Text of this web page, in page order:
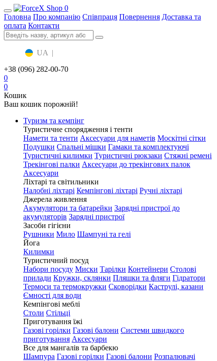
0
Головна Про компанію Співпраця Повернення Доставка та
оплата Контакти
UA |
+38 (096) 282-00-70
0
0
Кошик
Ваш кошик порожній!
Туризм та кемпінг
Туристичне спорядження і тенти
Намети та тенти Аксесуари для наметів Москітні сітки
Подушки Спальні мішки Гамаки та комплектуючі
Туристичні килимки Туристичні рюкзаки Стяжні ремені
Трекінгові палки Аксесуари до трекінгових палок
Аксесуари
Ліхтарі та світильники
Налобні ліхтарі Кемпінгові ліхтарі Ручні ліхтарі
Джерела живлення
Акумулятори та батарейки Зарядні пристрої до
акумуляторів Зарядні пристрої
Засоби гігієни
Рушники Мило Шампуні та гелі
Йога
Килимки
Туристичний посуд
Набори посуду Миски Тарілки Контейнери Столові
прилади Кружки, склянки Пляшки та фляги Гідратори
Термоси та термокружки Сковорідки Каструлі, казани
Ємності для води
Кемпінгові меблі
Столи Стільці
Приготування їжі
Газові горілки Газові балони Системи швидкого
приготування Аксесуари
Все для мангалів та барбекю
Шампура Газові горілки Газові балони Розпалювачі